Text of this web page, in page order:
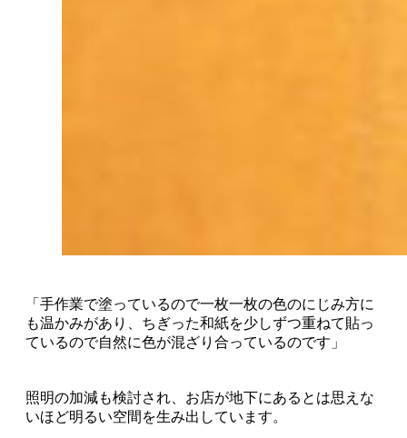
「手作業で塗っているので一枚一枚の色のにじみ方に
も温かみがあり、ちぎった和紙を少しずつ重ねて貼っ
ているので自然に色が混ざり合っているのです」
照明の加減も検討され、お店が地下にあるとは思えな
いほど明るい空間を生み出しています。